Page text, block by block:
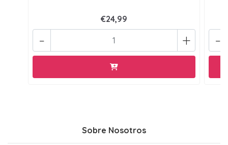
€24,99
+
- -
Sobre Nosotros